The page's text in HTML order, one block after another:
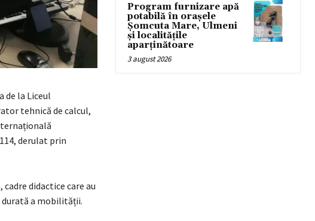
de la Liceul
tehnică de calcul,
derulat prin
didactice care au
a mobilității.
Program furnizare apă
potabilă în orașele
Șomcuta Mare, Ulmeni
și localitățile
aparținătoare
3 august 2026